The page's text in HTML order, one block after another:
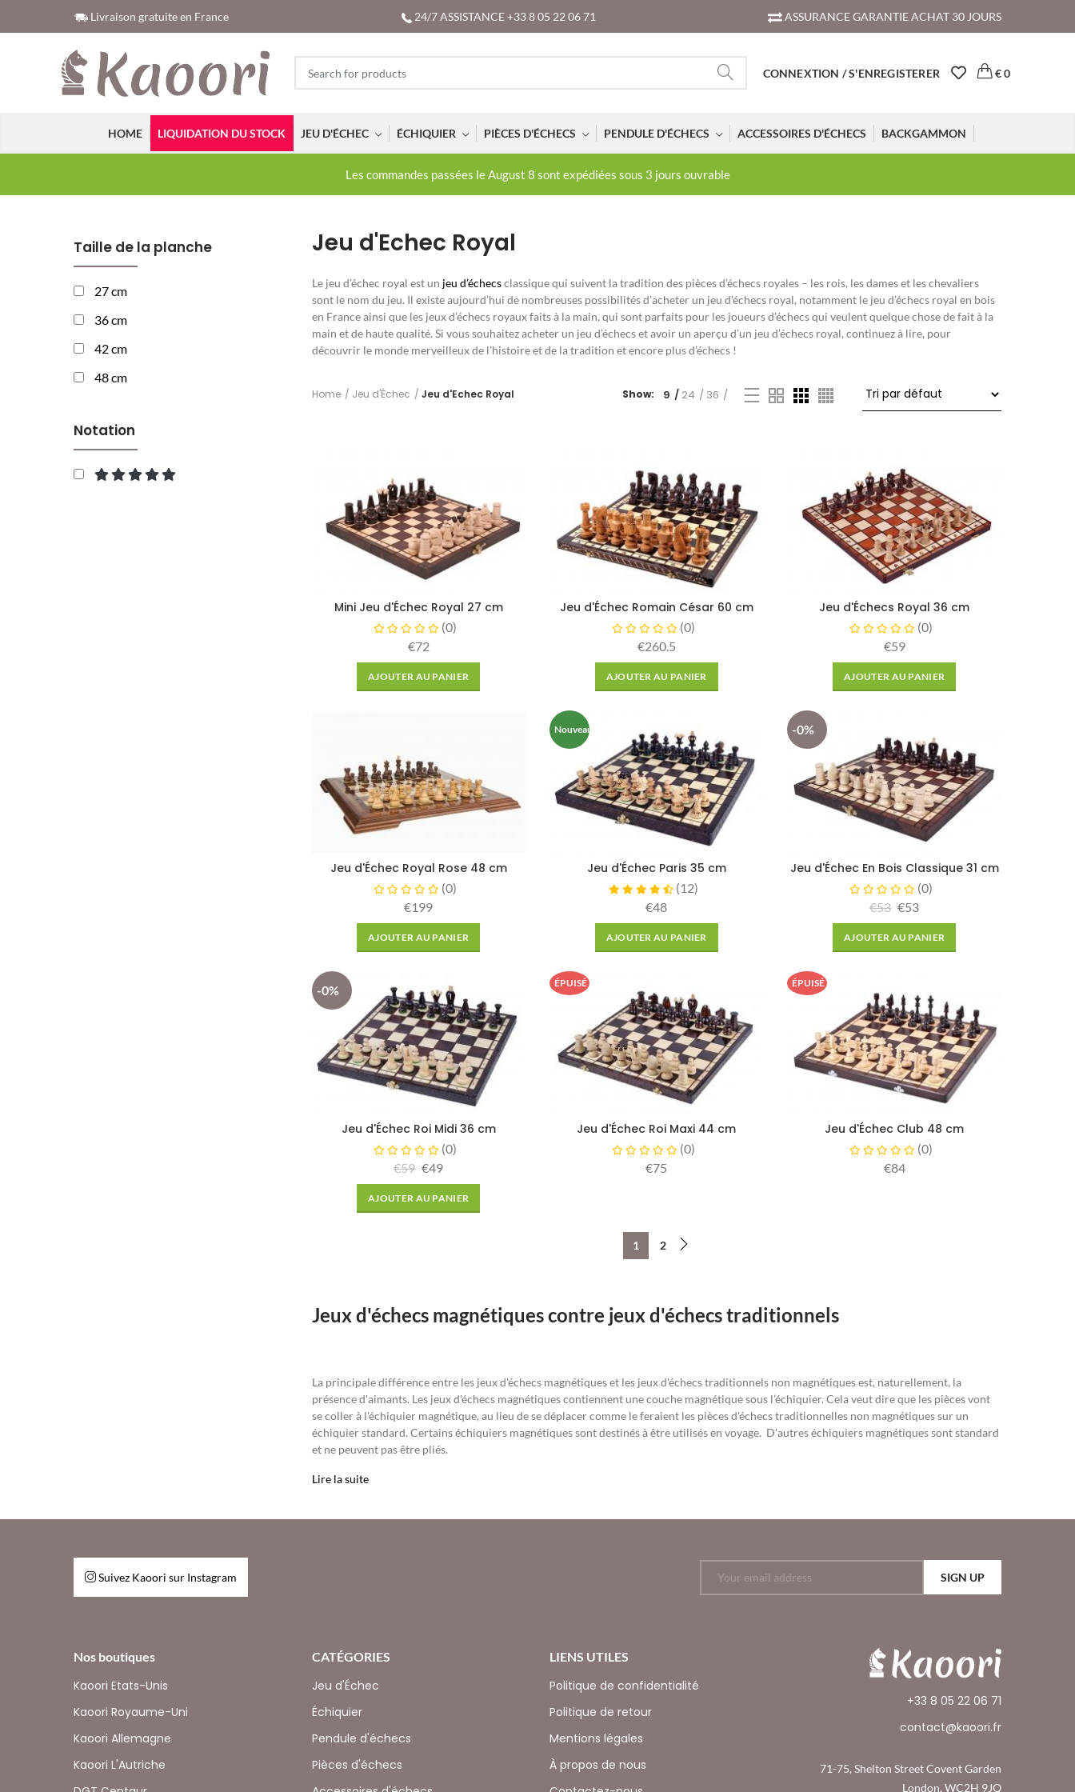
Livraison gratuite en France 24/7 ASSISTANCE +33 8 05 22 06 71 ASSURANCE GARANTIE ACHAT 30 JOURS
CONNEXTION / S'ENREGISTERER €0
HOME LIQUIDATION DU STOCK JEU D'ÉCHEC ÉCHIQUIER PIÈCES D'ÉCHECS PENDULE D'ÉCHECS ACCESSOIRES D'ÉCHECS BACKGAMMON
Les commandes passées le August 8 sont expédiées sous 3 jours ouvrable
Taille de la planche
27 cm
36 cm
42 cm
48 cm
Notation
Jeu d'Echec Royal
Le jeu d’échec royal est un jeu d’échecsclassique qui suivent la tradition des pièces d’échecs royales – les rois, les dames et les chevaliers
sont le nom du jeu. Il existe aujourd’hui de nombreuses possibilités d’acheter un jeu d’échecs royal, notamment le jeu d’échecs royal en bois
en France ainsi que les jeux d’échecs royaux faits à la main, qui sont parfaits pour les joueurs d’échecs qui veulent quelque chose de fait à la
main et de haute qualité. Si vous souhaitez acheter un jeu d’échecs et avoir un aperçu d’un jeu d’échecs royal, continuez à lire, pour
découvrir le monde merveilleux de l’histoire et de la tradition et encore plus d’échecs !
Home Jeu d'Échec Jeu d'Echec Royal Show: 9 24 36
Mini Jeu d'Échec Royal 27 cm
(0)
€72
AJOUTER AU PANIER
Jeu d'Échec Romain César 60 cm
(0)
€260.5
AJOUTER AU PANIER
Jeu d'Échecs Royal 36 cm
(0)
€59
AJOUTER AU PANIER
Jeu d'Échec Royal Rose 48 cm
(0)
€199
AJOUTER AU PANIER
Nouveau
Jeu d'Échec Paris 35 cm
(12)
€48
AJOUTER AU PANIER
-0%
Jeu d'Échec En Bois Classique 31 cm
(0)
€53 €53
AJOUTER AU PANIER
-0%
Jeu d'Échec Roi Midi 36 cm
(0)
€59 €49
AJOUTER AU PANIER
ÉPUISÉ
Jeu d'Échec Roi Maxi 44 cm
(0)
€75
ÉPUISÉ
Jeu d'Échec Club 48 cm
(0)
€84
1 2
Jeux d'échecs magnétiques contre jeux d'échecs traditionnels
La principale différence entre les jeux d'échecs magnétiques et les jeux d'échecs traditionnels non magnétiques est, naturellement, la
présence d'aimants. Les jeux d'échecs magnétiques contiennent une couche magnétique sous l’échiquier. Cela veut dire que les pièces vont
se coller à l'échiquier magnétique, au lieu de se déplacer comme le feraient les pièces d'échecs traditionnelles non magnétiques sur un
échiquier standard. Certains échiquiers magnétiques sont destinés à être utilisés en voyage. D'autres échiquiers magnétiques sont standard
et ne peuvent pas être pliés.
Lire la suite
Suivez Kaoori sur Instagram SIGN UP
Nos boutiques
Kaoori Etats-Unis
Kaoori Royaume-Uni
Kaoori Allemagne
Kaoori L'Autriche
CATÉGORIES
Jeu d'Échec
Échiquier
Pendule d'échecs
Pièces d'échecs
LIENS UTILES
Politique de confidentialité
Politique de retour
Mentions légales
À propos de nous
+33 8 05 22 06 71
contact@kaoori.fr
71-75, Shelton Street Covent Garden
London, WC2H 9JQ